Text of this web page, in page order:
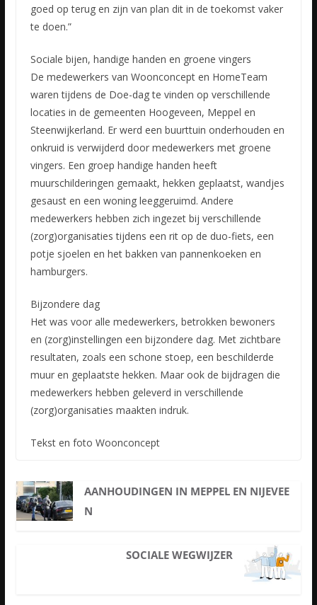
goed op terug en zijn van plan dit in de toekomst vaker
te doen.”
Sociale bijen, handige handen en groene vingers
De medewerkers van Woonconcept en HomeTeam
waren tijdens de Doe-dag te vinden op verschillende
locaties in de gemeenten Hoogeveen, Meppel en
Steenwijkerland. Er werd een buurttuin onderhouden en
onkruid is verwijderd door medewerkers met groene
vingers. Een groep handige handen heeft
muurschilderingen gemaakt, hekken geplaatst, wandjes
gesaust en een woning leeggeruimd. Andere
medewerkers hebben zich ingezet bij verschillende
(zorg)organisaties tijdens een rit op de duo-fiets, een
potje sjoelen en het bakken van pannenkoeken en
hamburgers.
Bijzondere dag
Het was voor alle medewerkers, betrokken bewoners
en (zorg)instellingen een bijzondere dag. Met zichtbare
resultaten, zoals een schone stoep, een beschilderde
muur en geplaatste hekken. Maar ook de bijdragen die
medewerkers hebben geleverd in verschillende
(zorg)organisaties maakten indruk.
Tekst en foto Woonconcept
AANHOUDINGEN IN MEPPEL EN NIJEVEE
N
SOCIALE WEGWIJZER